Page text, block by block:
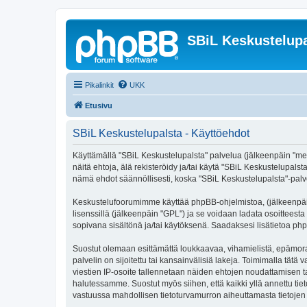
SBiL
Pikalinkit UKK
Etusivu
SBiL Keskustelupalsta - Käyttöehdot
Käyttämällä "SBiL Keskustelupalsta" palvelua (jälkeenpäin
näitä ehtoja, älä rekisteröidy ja/tai käytä "SBiL
nämä ehdot säännöllisesti, koska "SBiL Keskustelupalsta"-
Keskustelufoorumimme käyttää phpBB-ohjelmistoa,
lisenssillä (jälkeenpäin "GPL") ja se voidaan ladata osoitteesta
sopivana sisältönä ja/tai käytöksenä. Saadaksesi lisätietoa
Suostut olemaan esittämättä loukkaavaa, vihamielistä,
palvelin on sijoitettu tai kansainvälisiä lakeja. Toimimalla tätä
viestien IP-osoite tallennetaan näiden ehtojen noudattamisen
halutessamme. Suostut myös siihen, että kaikki yllä annettu
vastuussa mahdollisen tietoturvamurron aiheuttamasta